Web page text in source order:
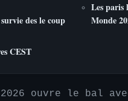
des le coup
CEST
Les paris
Monde
2026 ouvre le bal